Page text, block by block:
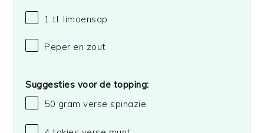
1 tl. limoensap
Peper en zout
Suggesties voor de topping:
50 gram verse spinazie